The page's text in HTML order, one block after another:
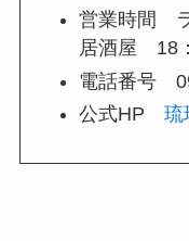
営業時間
居酒屋 18
電話番号
公式HP 琉